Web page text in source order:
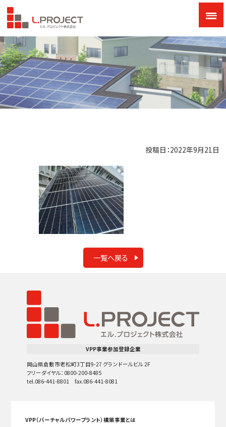
投稿日：2022年9月21日
一覧へ戻る
VPP事業参加登録企業
岡山県倉敷市老松町3丁目9-27 グランドールビル 2F
フリーダイヤル：0800-200-8485
tel.086-441-8801 fax.086-441-8081
VPP（バーチャルパワープラント）構築事業とは